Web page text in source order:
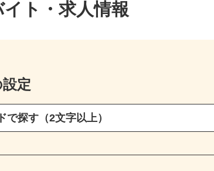
ト・求人情報
設定